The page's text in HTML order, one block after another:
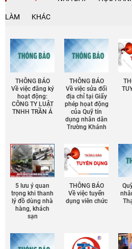
LÀM KHÁC
THÔNG BÁO
Về việc đăng ký
hoạt động:
CÔNG TY LUẬT
TNHH TRẦN Á
THÔNG BÁO
Về việc sửa đổi
địa chỉ tại Giấy
phép họat động
của Quỹ tín
dụng nhân dân
Trường Khánh
5 lưu ý quan
trọng khi thanh
lý đồ dùng nhà
hàng, khách
sạn
THÔNG BÁO
Về việc tuyển
dụng viên chức